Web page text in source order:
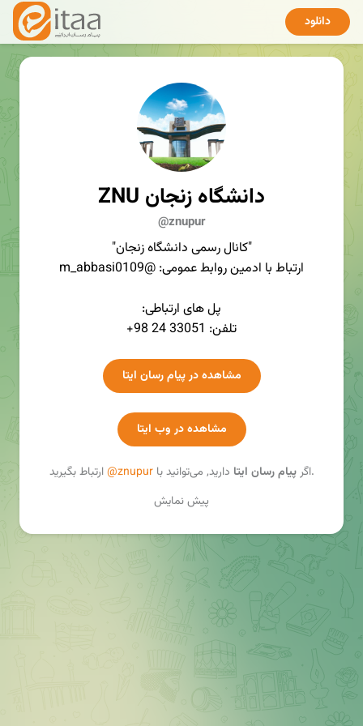
دانلود
ZNU دانشگاه زنجان
@znupur
"کانال رسمی دانشگاه زنجان"
ارتباط با ادمین روابط عمومی: @m_abbasi0109
پل های ارتباطی:
تلفن: 33051 24 98+
ایمیل: znu_pr@znu.ac.ir
سایت: www.znu.ac.ir
ایتا: @znupur
تلگرام: t.me/znu_pr
اینستاگرام: znu_pr
مشاهده در پیام رسان ایتا
مشاهده در وب ایتا
اگرپیام رسان ایتا دارید, می‌توانید با@znupur
ارتباط بگیرید.
پیش نمایش